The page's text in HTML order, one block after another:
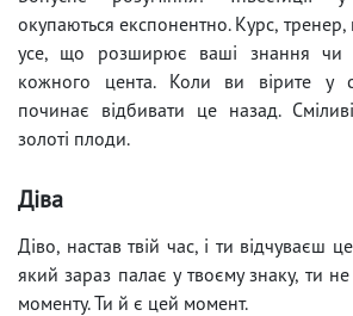
окупаються експонентно. Курс,
усе, що розширює ваші знання чи
кожного цента. Коли ви вірите у
починає відбивати це назад.
золоті плоди.
Діва
Діво, настав твій час, і ти відчуваєш
який зараз палає у твоєму знаку, ти
моменту. Ти й є цей момент.